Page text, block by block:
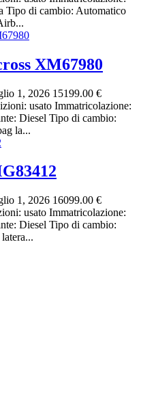
Tipo di cambio: Automatico
XM67980
1, 2026 15199.00 €
usato Immatricolazione:
Diesel Tipo di cambio:
la...
1, 2026 16099.00 €
usato Immatricolazione:
Diesel Tipo di cambio: